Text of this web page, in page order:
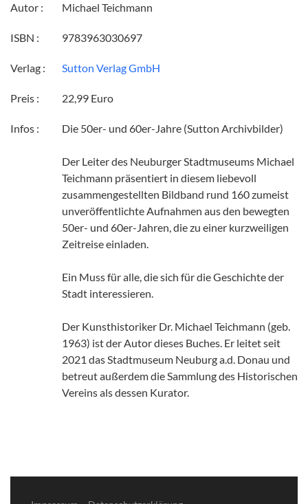
Autor : Michael Teichmann
ISBN : 9783963030697
Verlag : Sutton Verlag GmbH
Preis : 22,99 Euro
Infos : Die 50er- und 60er-Jahre (Sutton Archivbilder)
Der Leiter des Neuburger Stadtmuseums Michael
Teichmann präsentiert in diesem liebevoll
zusammengestellten Bildband rund 160 zumeist
unveröffentlichte Aufnahmen aus den bewegten
50er- und 60er-Jahren, die zu einer kurzweiligen
Zeitreise einladen.
Ein Muss für alle, die sich für die Geschichte der
Stadt interessieren.
Der Kunsthistoriker Dr. Michael Teichmann (geb.
1963) ist der Autor dieses Buches. Er leitet seit
2021 das Stadtmuseum Neuburg a.d. Donau und
betreut außerdem die Sammlung des Historischen
Vereins als dessen Kurator.